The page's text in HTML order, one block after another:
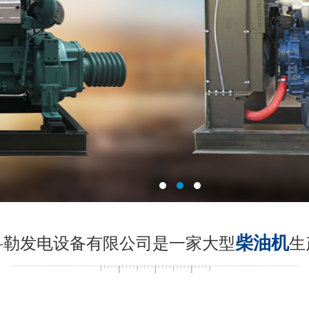
发电设备有限公司是一家大型柴油机生